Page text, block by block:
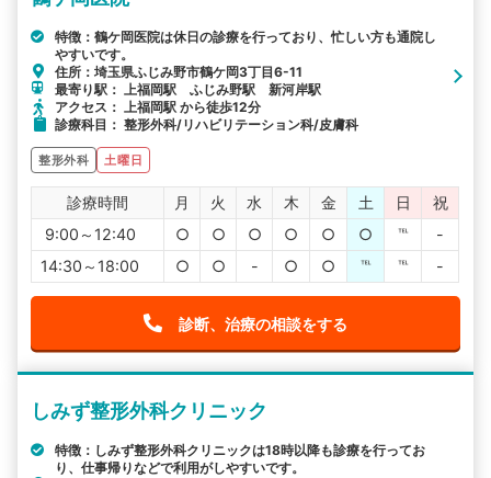
特徴：鶴ケ岡医院は休日の診療を行っており、忙しい方も通院し
やすいです。
住所：埼玉県ふじみ野市鶴ケ岡3丁目6-11
最寄り駅： 上福岡駅 ふじみ野駅 新河岸駅
アクセス： 上福岡駅 から徒歩12分
診療科目： 整形外科/リハビリテーション科/皮膚科
整形外科 土曜日
診療時間 月 火 水 木 金 土 日
祝
9:00～12:40
○ ○ ○ ○ ○ ○ ℡
-
14:30～18:00
○ ○ - ○ ○ ℡ ℡ -
診断、治療の相談をする
しみず整形外科クリニック
特徴：しみず整形外科クリニックは18時以降も診療を行ってお
り、仕事帰りなどで利用がしやすいです。